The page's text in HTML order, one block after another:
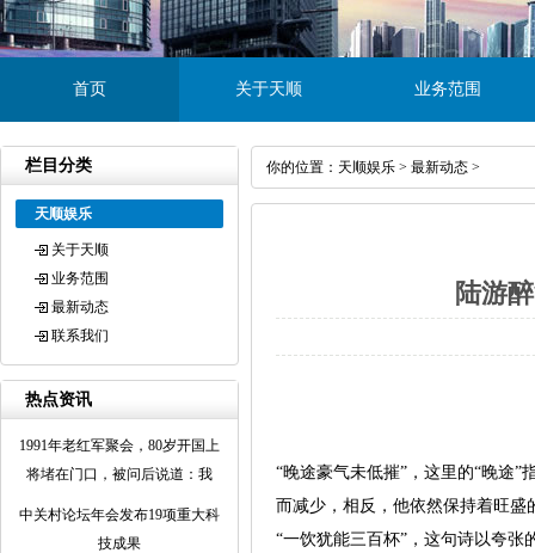
首页 关于天顺 业务范围
栏目分类
天顺娱乐
关于天顺
业务范围
最新动态
联系我们
热点资讯
1991年老红军聚会，80岁开国上
将堵在门口，被问后说道：我
中关村论坛年会发布19项重大科
技成果
你的位置： 天顺娱乐 > 最新动态 >
陆游
“晚途豪气未低摧”，这里的“晚途
而减少，相反，他依然保持着旺盛
“一饮犹能三百杯”，这句诗以夸